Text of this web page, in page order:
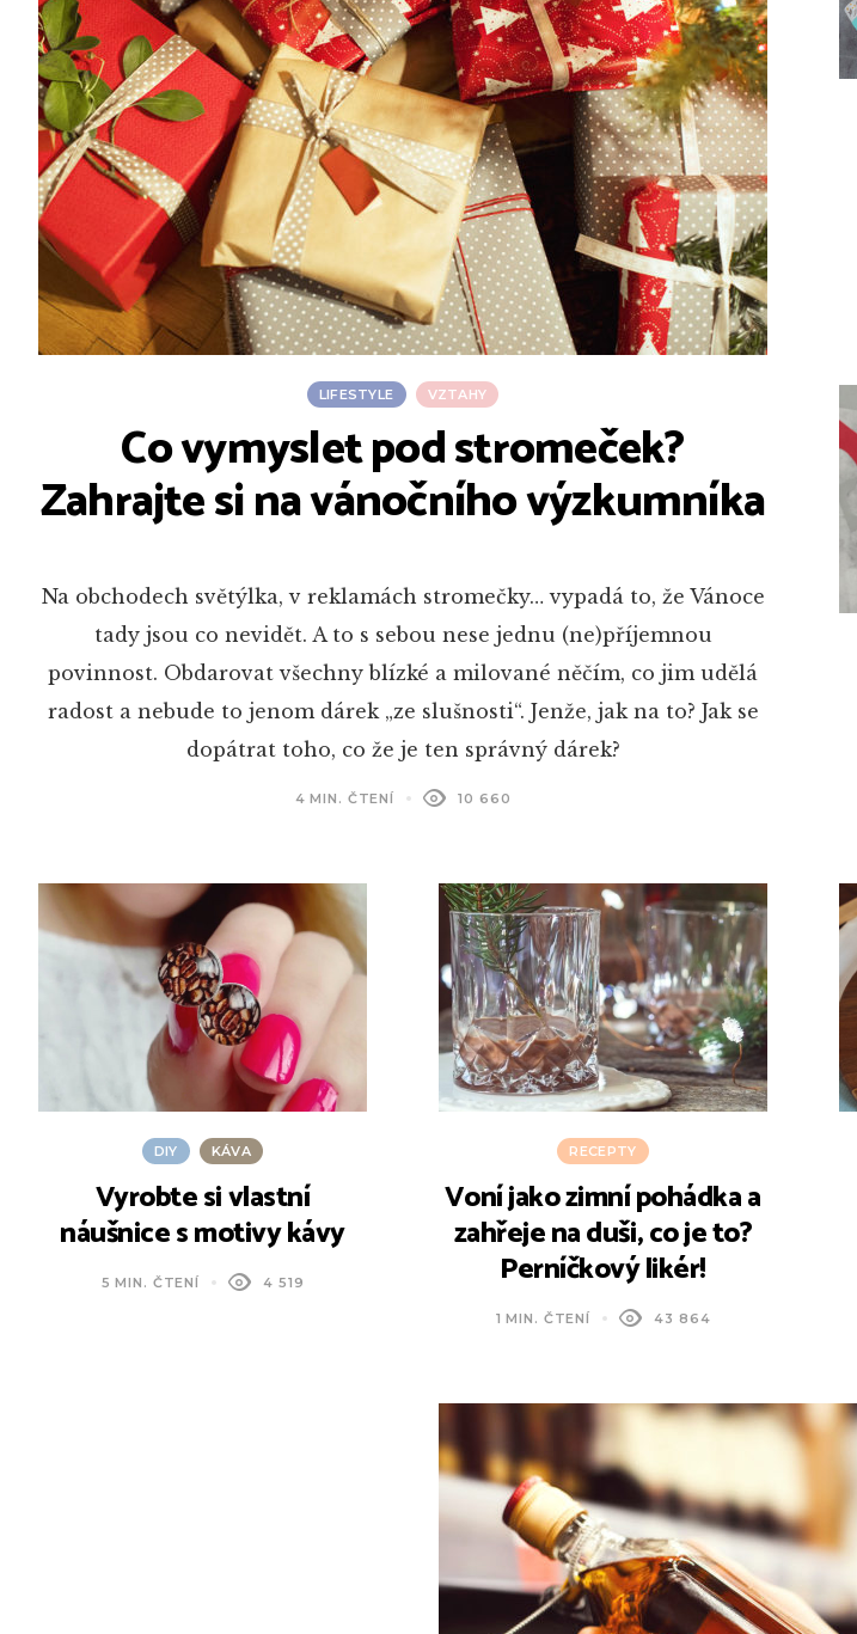
LIFESTYLE VZTAHY
Co vymyslet pod stromeček?
Zahrajte si na vánočního výzkumníka
Na obchodech světýlka, v reklamách stromečky… vypadá to, že Vánoce
tady jsou co nevidět. A to s sebou nese jednu (ne)příjemnou
povinnost. Obdarovat všechny blízké a milované něčím, co jim udělá
radost a nebude to jenom dárek „ze slušnosti“. Jenže, jak na to? Jak se
dopátrat toho, co že je ten správný dárek?
4 MIN. ČTENÍ 10 660
DIY KÁVA
Vyrobte si vlastní
náušnice s motivy kávy
5 MIN. ČTENÍ 4 519
RECEPTY
Voní jako zimní pohádka a
zahřeje na duši, co je to?
Perníčkový likér!
1 MIN. ČTENÍ 43 864